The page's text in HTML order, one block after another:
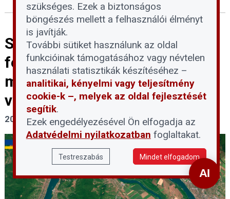
Szigorúan tilos belépni a Duna
felszínre került
mederszakaszaiba a
vízbázisvédelmi területeken
2026. július 30.
szükséges. Ezek a biztonságos
böngészés mellett a felhasználói élményt
is javítják.
További sütiket használunk az oldal
funkcióinak támogatásához vagy névtelen
használati statisztikák készítéséhez –
analitikai, kényelmi vagy teljesítmény
cookie-k –, melyek az oldal fejlesztését
segítik.
Ezek engedélyezésével Ön elfogadja az
Adatvédelmi nyilatkozatban foglaltakat.
Testreszabás Mindet elfogadom